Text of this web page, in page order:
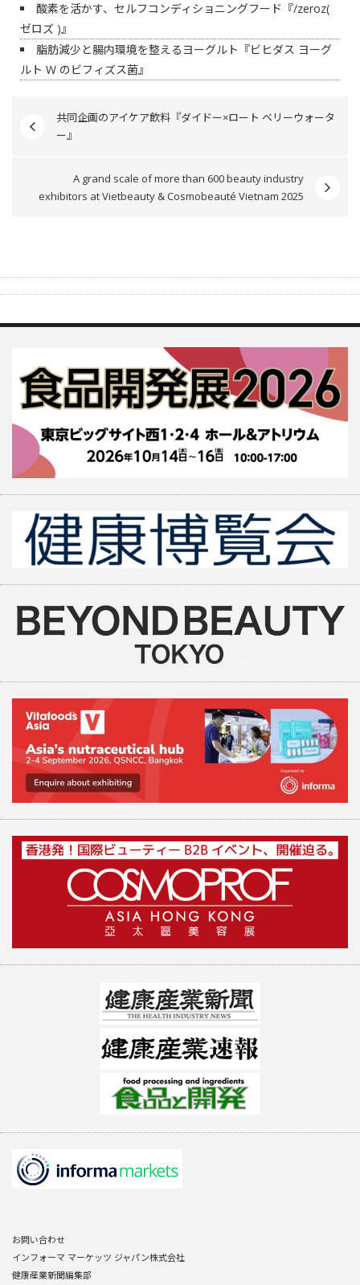
酸素を活かす、セルフコンディショニングフード『/zeroz(
ゼロズ )』
脂肪減少と腸内環境を整えるヨーグルト『ビヒダス ヨーグ
ルト W のビフィズス菌』
共同企画のアイケア飲料『ダイドー×ロート ベリーウォータ
ー』
A grand scale of more than 600 beauty industry
exhibitors at Vietbeauty & Cosmobeauté Vietnam 2025
お問い合わせ
インフォーマ マーケッツ ジャパン株式会社
健康産業新聞編集部